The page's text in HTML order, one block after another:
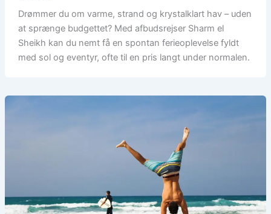
Drømmer du om varme, strand og krystalklart hav – uden
at sprænge budgettet? Med afbudsrejser Sharm el
Sheikh kan du nemt få en spontan ferieoplevelse fyldt
med sol og eventyr, ofte til en pris langt under normalen.